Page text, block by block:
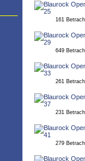
161
649
261
231
279